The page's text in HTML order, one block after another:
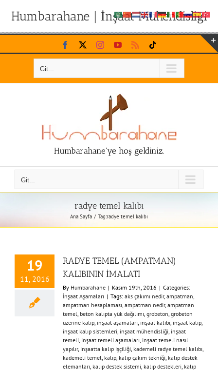
Humbarahane | İnşaat Mühendisliği
Skip
to
Facebook InstagramYouTubeRss
Git...
Humbarahane'ye hoş geldiniz.
Git...
radye temel kalıbı
Ana Sayfa Tag:radye temel kalıbı
19
11, 2016
RADYE TEMEL (AMPATMAN)
KALIBININ İMALATI
By Humbarahane | Kasım 19th, 2016 | Categories:
İnşaat Aşamaları | Tags: aks çakımı nedir, ampatman,
ampatman hesaplaması, ampatman nedir, ampatman
temel, beton kalıpta yük dağılımı, grobeton, grobeton
üzerine kalıp, inşaat aşamaları, inşaat kalıbı, inşaat kalıp,
inşaat kalıp sistemleri, inşaat mühendisliği, inşaat
temeli, inşaat temeli aşamaları, inşaat temeli nasıl
yapılır, inşaatta kalıp işçiliği, kademeli radye temel kalıbı,
kademeli temel, kalıp, kalıp çakım tekniği, kalıp destek
elemanları, kalıp destek sistemi, kalıp destekleri, kalıp